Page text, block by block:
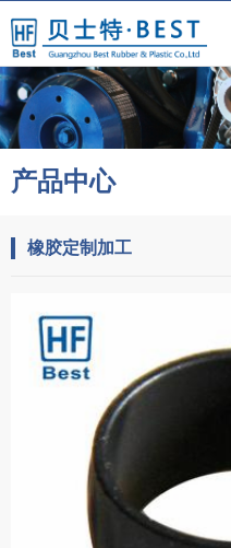
产品中心
橡胶定制加工